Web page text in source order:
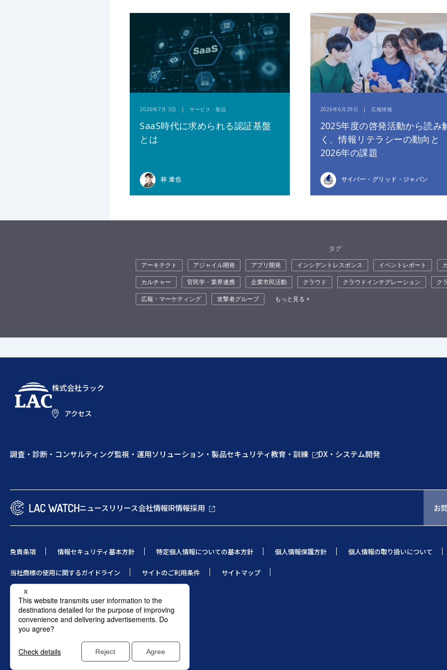
2026年7月 3日 | サービス・製品
SaaS時代に求められる認証基盤
とは
林 達也
2026年6月29日 | 広報情報
2025年度の啓発活動から読み
く、情報リテラシーの動向と
2026年の課題
サイバー・グリッド・ジャパン
タグ
アーキテクト アジャイル開発 アプリ開発 インシデントレスポンス イベントレポート
カルチャー
官民学・業界連携 企業市民活動 クラウド クラウドインテグレーション ク
広報・マーケティング
攻撃者グループ もっと見る +
株式会社ラック
アクセス
調査・診断・コンサルティング監視・運用ソリューション・製品セキュリティ教育・訓練 DX・システム開発
ニュースリリース会社情報IR情報採用 お
免責条項 情報セキュリティ基本方針 特定個人情報についての基本方針 個人情報保護方針 個人情報の取り扱いについて
当社商標の使用に関するガイドライン サイトのご利用条件 サイトマップ
© 1995 LAC Co., Ltd.